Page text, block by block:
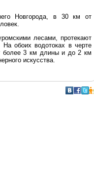
Новгорода, в 30 км от
лесами, протекают
обоих водотоках в черте
более 3 км длины и до 2 км
искусства.